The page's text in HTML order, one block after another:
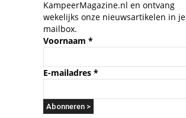
KampeerMagazine.nl en ontvang
wekelijks onze nieuwsartikelen in je
mailbox.
Voornaam *
E-mailadres *